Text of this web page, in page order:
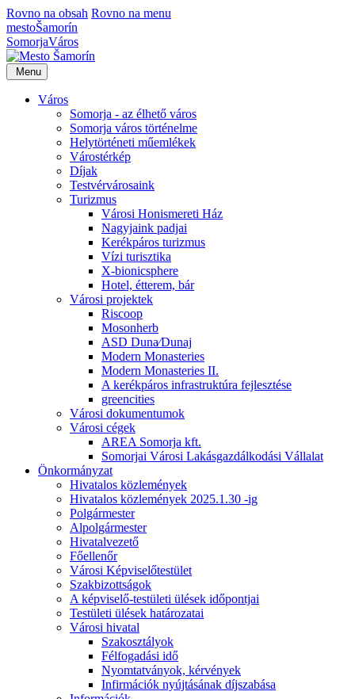
Rovno na obsah Rovno na menu
mestoŠamorín
SomorjaVáros
Menu
Város
Somorja - az élhető város
Somorja város történelme
Helytörténeti műemlékek
Várostérkép
Díjak
Testvérvárosaink
Turizmus
Városi Honismereti Ház
Nagyjaink padjai
Kerékpáros turizmus
Vízi turisztika
X-bionicsphere
Hotel, étterem, bár
Városi projektek
Riscoop
Mosonherb
ASD Duna⁄Dunaj
Modern Monasteries
Modern Monasteries II.
A kerékpáros infrastruktúra fejlesztése
greencities
Városi dokumentumok
Városi cégek
AREA Somorja kft.
Somorjai Városi Lakásgazdálkodási Vállalat
Önkormányzat
Hivatalos közlemények
Hivatalos közlemények 2025.1.30 -ig
Polgármester
Alpolgármester
Hivatalvezető
Főellenőr
Városi Képviselőtestület
Szakbizottságok
A képviselő-testületi ülések időpontjai
Testületi ülések határozatai
Városi hivatal
Szakosztályok
Félfogadási idő
Nyomtatványok, kérvények
Infirmációk nyújtásának díjszabása